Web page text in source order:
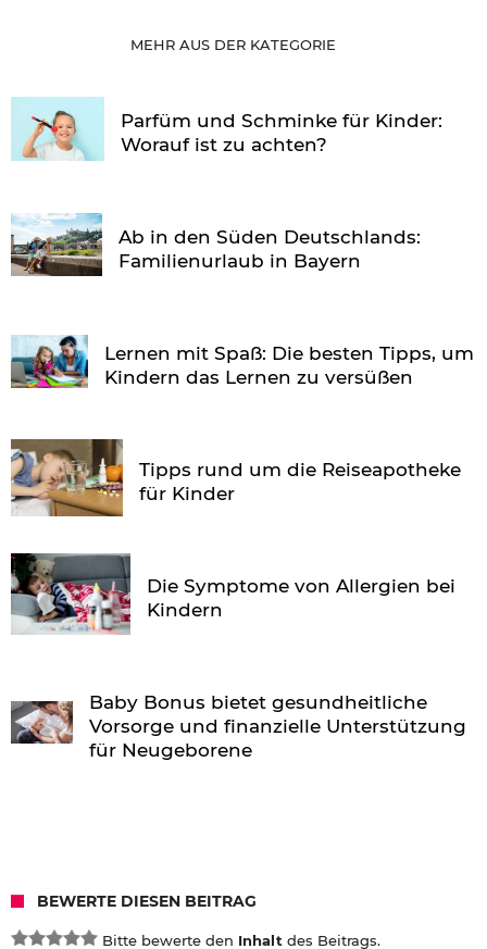
MEHR AUS DER KATEGORIE
Parfüm und Schminke für Kinder:
Worauf ist zu achten?
Ab in den Süden Deutschlands:
Familienurlaub in Bayern
Lernen mit Spaß: Die besten Tipps, um
Kindern das Lernen zu versüßen
Tipps rund um die Reiseapotheke
für Kinder
Die Symptome von Allergien bei
Kindern
Baby Bonus bietet gesundheitliche
Vorsorge und finanzielle Unterstützung
für Neugeborene
BEWERTE DIESEN BEITRAG
Bitte bewerte den Inhalt des Beitrags.